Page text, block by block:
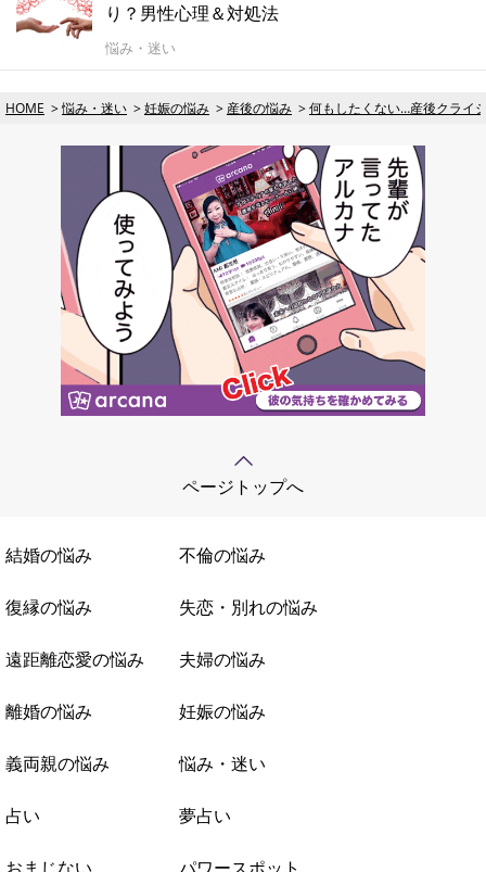
り？男性心理＆対処法
悩み・迷い
HOME 悩み・迷い 妊娠の悩み 産後の悩み 何もしたくない…産後クライ
ページトップへ
結婚の悩み 不倫の悩み
復縁の悩み 失恋・別れの悩み
遠距離恋愛の悩み 夫婦の悩み
離婚の悩み 妊娠の悩み
義両親の悩み 悩み・迷い
占い 夢占い